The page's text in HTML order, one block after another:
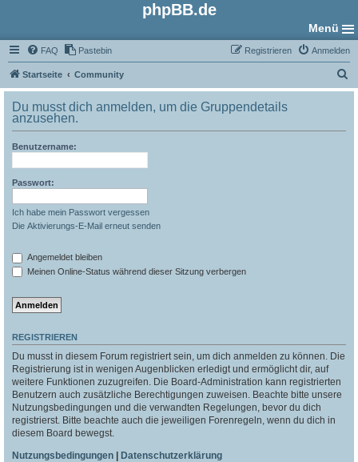
phpBB.de
Menü
FAQ Pastebin Anmelden
Registrieren
Startseite Community
u
Du musst dich anmelden, um die Gruppendetails
anzusehen.
Benutzername:
Passwort:
Ich habe mein Passwort vergessen
Die Aktivierungs-E-Mail erneut senden
Angemeldet bleiben
Meinen Online-Status während dieser Sitzung verbergen
REGISTRIEREN
Du musst in diesem Forum registriert sein, um dich anmelden zu können. Die
Registrierung ist in wenigen Augenblicken erledigt und ermöglicht dir, auf
weitere Funktionen zuzugreifen. Die Board-Administration kann registrierten
Benutzern auch zusätzliche Berechtigungen zuweisen. Beachte bitte unsere
Nutzungsbedingungen und die verwandten Regelungen, bevor du dich
registrierst. Bitte beachte auch die jeweiligen Forenregeln, wenn du dich in
diesem Board bewegst.
Nutzungsbedingungen | Datenschutzerklärung